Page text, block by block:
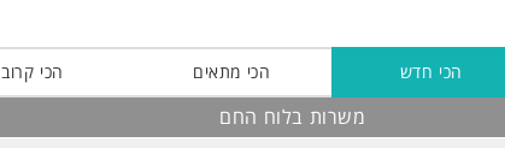
הכי חדש הכי מתאים הכי קרוב
משרות בלוח החם